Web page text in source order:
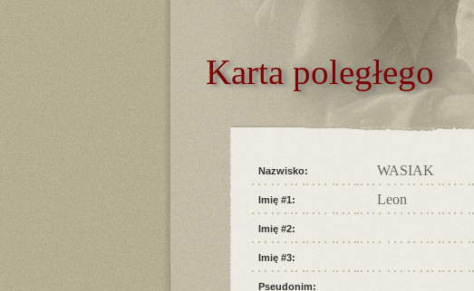
Karta poległego
Nazwisko: WASIAK
Imię #1: Leon
Imię #2:
Imię #3:
Pseudonim: